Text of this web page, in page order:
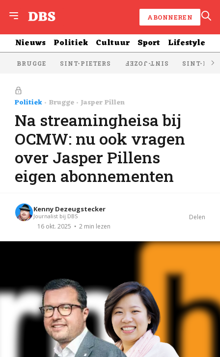
ABONNEREN
Nieuws Politiek Cultuur Sport Lifestyle
BRUGGE SINT-PIETERS SINT-JOZEF SINT-
Politiek Brugge Jasper Pillen
Na streamingheisa bij
OCMW: nu ook vragen
over Jasper Pillens
eigen abonnementen
Kenny Dezeugstecker
Journalist bij DBS
16 okt. 2025 2 min lezen
Delen